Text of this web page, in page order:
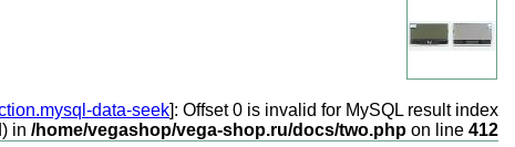
data-seek]: Offset 0 is invalid for MySQL result index
in /home/vegashop/vega-shop.ru/docs/two.php on line 412